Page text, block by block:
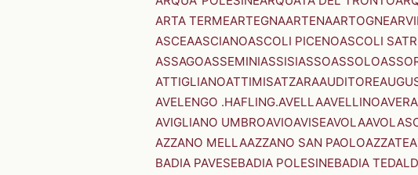
ARTA TERMEARTEGNAARTENAARTOGNE
ASCEAASCIANOASCOLI PICENOASCOLI
ASSAGOASSEMINIASSISIASSOASSOLO
ATTIGLIANOATTIMISATZARAAUDITORE
AVELENGO .HAFLING.AVELLAAVELLINO
AVIGLIANO UMBROAVIOAVISEAVOLA
AZZANO MELLAAZZANO SAN PAOLOAZZATE
BADIA PAVESEBADIA POLESINEBADIA